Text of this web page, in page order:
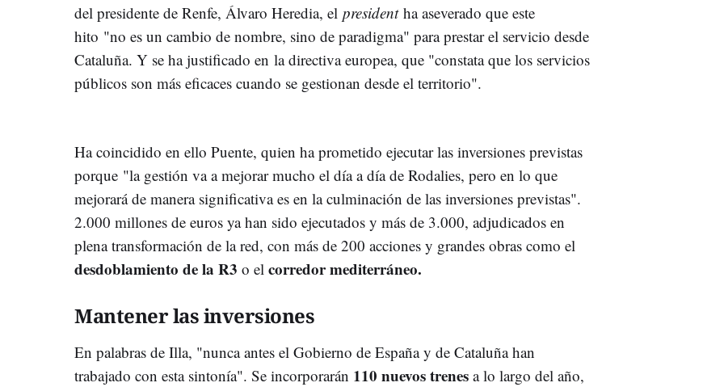
del presidente de Renfe, Álvaro Heredia, el president ha aseverado que este
hito "no es un cambio de nombre, sino de paradigma" para prestar el servicio desde
Cataluña. Y se ha justificado en la directiva europea, que "constata que los servicios
públicos son más eficaces cuando se gestionan desde el territorio".
Ha coincidido en ello Puente, quien ha prometido ejecutar las inversiones previstas
porque "la gestión va a mejorar mucho el día a día de Rodalies, pero en lo que
mejorará de manera significativa es en la culminación de las inversiones previstas".
2.000 millones de euros ya han sido ejecutados y más de 3.000, adjudicados en
plena transformación de la red, con más de 200 acciones y grandes obras como el
desdoblamiento de la R3 o el corredor mediterráneo.
Mantener las inversiones
En palabras de Illa, "nunca antes el Gobierno de España y de Cataluña han
trabajado con esta sintonía". Se incorporarán 110 nuevos trenes a lo largo del año,